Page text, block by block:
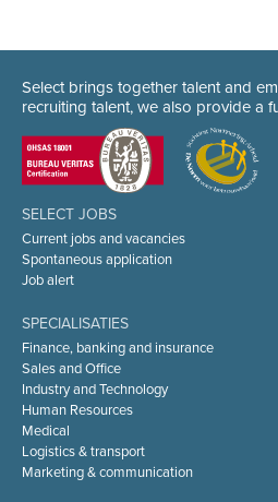
Select brings together talent and
recruiting talent, we also provide a
SELECT JOBS
Current jobs and vacancies
Spontaneous application
Job alert
SPECIALISATIES
Finance, banking and insurance
Sales and Office
Industry and Technology
Human Resources
Medical
Logistics & transport
Marketing & communication